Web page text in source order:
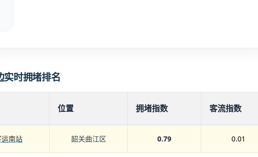
实时拥堵排名
位置 拥堵指数 客流指数
南站 韶关曲江区 0.79 0.01